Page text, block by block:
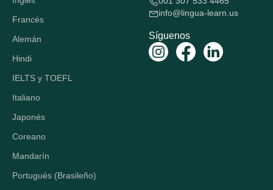
Francés
Alemán
Hindi
IELTS y TOEFL
Italiano
Japonés
Coreano
Mandarín
Portugués (Brasileño)
info@lingua-learn.us
Síguenos